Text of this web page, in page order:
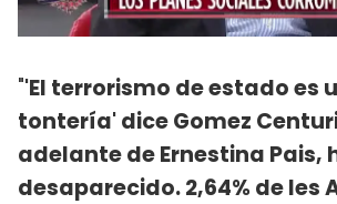
"'El terrorismo de estado es
tontería' dice Gomez
adelante de Ernestina Pais,
desaparecido. 2,64% de les